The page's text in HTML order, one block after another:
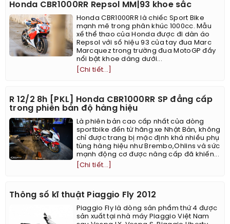
Honda CBR1000RR Repsol MM|93 khoe sắc
Honda CBR1000RR là chiếc Sport Bike
mạnh mẽ trong phân khúc 1000cc. Mẫu
xế thể thao của Honda được đi dàn áo
Repsol với số hiệu 93 của tay đua Marc
Marcquez trong trường đua MotoGP đầy
nổi bật khoe dáng dưới...
[Chi tiết...]
R 12/2 8h [PKL] Honda CBR1000RR SP đẳng cấp
trong phiên bản độ hàng hiệu
Là phiên bản cao cấp nhất của dòng
sportbike đến từ hãng xe Nhật Bản, không
chỉ được trang bị mặc định khá nhiều phụ
tùng hàng hiệu như Brembo,Ohlins và sức
mạnh động cơ được nâng cấp đã khiến...
[Chi tiết...]
Thông số kĩ thuật Piaggio Fly 2012
Piaggio Fly là dòng sản phẩm thứ 4 được
sản xuất tại nhà máy Piaggio Việt Nam